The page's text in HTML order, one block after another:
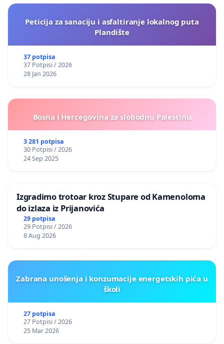
Peticija za sanaciju i asfaltiranje lokalnog puta
Plandište
37 potpisa
37 Potpisi / 2026
28 Jan 2026
Bosna i Hercegovina za slobodnu Palestinu
3 281 potpisa
30 Potpisi / 2026
24 Sep 2025
Izgradimo trotoar kroz Stupare od Kamenoloma
do izlaza iz Prijanovića
29 potpisa
29 Potpisi / 2026
8 Aug 2026
Zabrana unošenja i konzumacije energetskih pića u
školi
27 potpisa
27 Potpisi / 2026
25 Mar 2026